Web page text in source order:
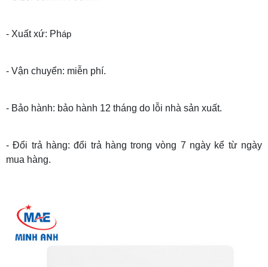
- Xuất xứ: Pháp
- Vận chuyển: miễn phí.
- Bảo hành: bảo hành 12 tháng do lỗi nhà sản xuất.
- Đổi trả hàng: đổi trả hàng trong vòng 7 ngày kể từ ngày
mua hàng.